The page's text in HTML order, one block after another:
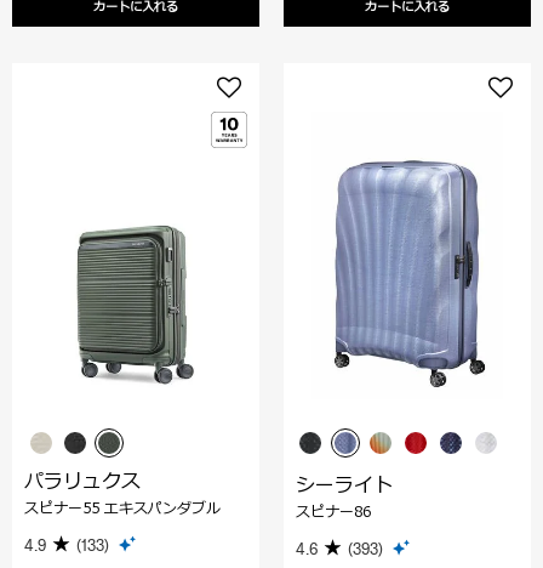
カートに入れる カートに入れる
パラリュクス
スピナー55 エキスパンダブル
4.9 (133)
シーライト
スピナー86
4.6 (393)